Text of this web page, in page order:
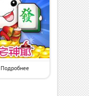
Подробнее